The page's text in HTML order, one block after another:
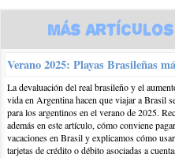
Más
Verano 2025: Playas Brasileñas
La devaluación del real brasileño y el
vida en Argentina hacen que viajar a Brasil
para los argentinos en el verano de 2025.
además en este artículo, cómo conviene
vacaciones en Brasil y explicamos cómo
tarjetas de crédito o débito asociadas a